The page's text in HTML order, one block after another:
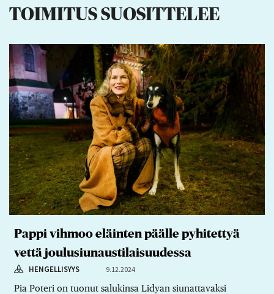
TOIMITUS SUOSITTELEE
Pappi vihmoo eläinten päälle pyhitettyä
vettä joulusiunaustilaisuudessa
HENGELLISYYS 9.12.2024
Pia Poteri on tuonut salukinsa Lidyan siunattavaksi